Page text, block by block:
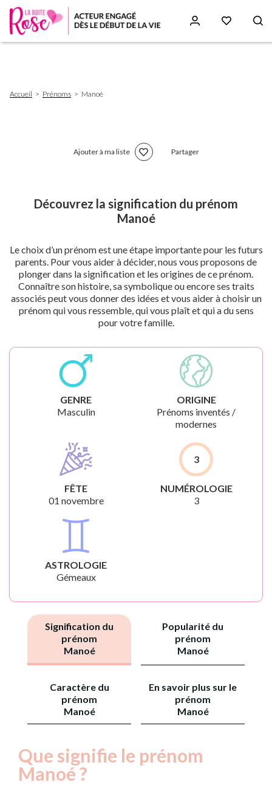
d'Ariane
Accueil Prénoms Manoé
Ajouter à ma liste Partager
Découvrez la signification du prénom
Manoé
Le choix d’un prénom est une étape importante pour les futurs
parents. Pour vous aider à décider, nous vous proposons de
plonger dans la signification et les origines de ce prénom.
Connaître son histoire, sa symbolique ou encore ses traits
associés peut vous donner des idées et vous aider à choisir un
prénom qui vous ressemble, qui vous plaît et qui a du sens
pour votre famille.
GENRE
Masculin
ORIGINE
Prénoms inventés /
modernes
FÊTE
01 novembre
3
NUMÉROLOGIE
3
ASTROLOGIE
Gémeaux
Signification du
prénom
Manoé
Popularité du
prénom
Manoé
Caractère du
prénom
Manoé
En savoir plus sur le
prénom
Manoé
Que signifie le prénom
Manoé ?